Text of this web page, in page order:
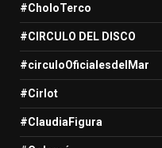
#CholoTerco
#CIRCULO DEL DISCO
#circuloOficialesdelMar
#Cirlot
#ClaudiaFigura